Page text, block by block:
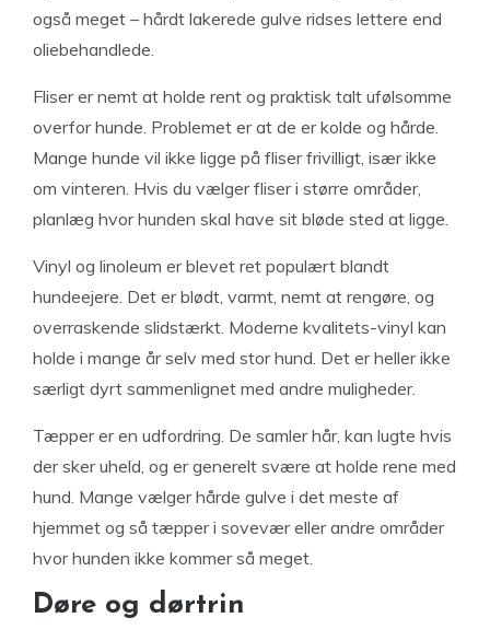
også meget – hårdt lakerede gulve ridses lettere end
oliebehandlede.
Fliser er nemt at holde rent og praktisk talt ufølsomme
overfor hunde. Problemet er at de er kolde og hårde.
Mange hunde vil ikke ligge på fliser frivilligt, især ikke
om vinteren. Hvis du vælger fliser i større områder,
planlæg hvor hunden skal have sit bløde sted at ligge.
Vinyl og linoleum er blevet ret populært blandt
hundeejere. Det er blødt, varmt, nemt at rengøre, og
overraskende slidstærkt. Moderne kvalitets-vinyl kan
holde i mange år selv med stor hund. Det er heller ikke
særligt dyrt sammenlignet med andre muligheder.
Tæpper er en udfordring. De samler hår, kan lugte hvis
der sker uheld, og er generelt svære at holde rene med
hund. Mange vælger hårde gulve i det meste af
hjemmet og så tæpper i sovevær eller andre områder
hvor hunden ikke kommer så meget.
Døre og dørtrin